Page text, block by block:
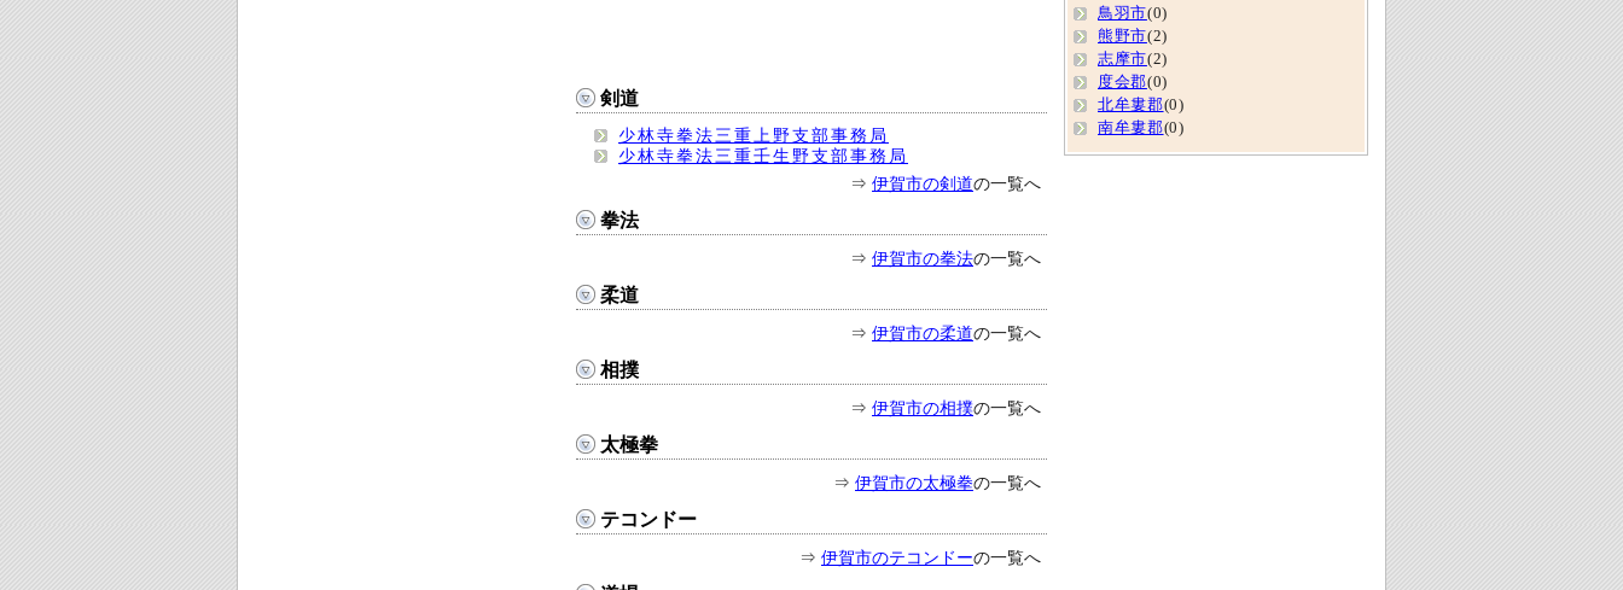
剣道
少林寺拳法三重上野支部事務局
少林寺拳法三重壬生野支部事務局
⇒ 伊賀市の剣道の一覧へ
拳法
⇒ 伊賀市の拳法の一覧へ
柔道
⇒ 伊賀市の柔道の一覧へ
相撲
⇒ 伊賀市の相撲の一覧へ
太極拳
⇒ 伊賀市の太極拳の一覧へ
テコンドー
⇒ 伊賀市のテコンドーの一覧へ
鳥羽市(0)
熊野市(2)
志摩市(2)
度会郡(0)
北牟婁郡(0)
南牟婁郡(0)